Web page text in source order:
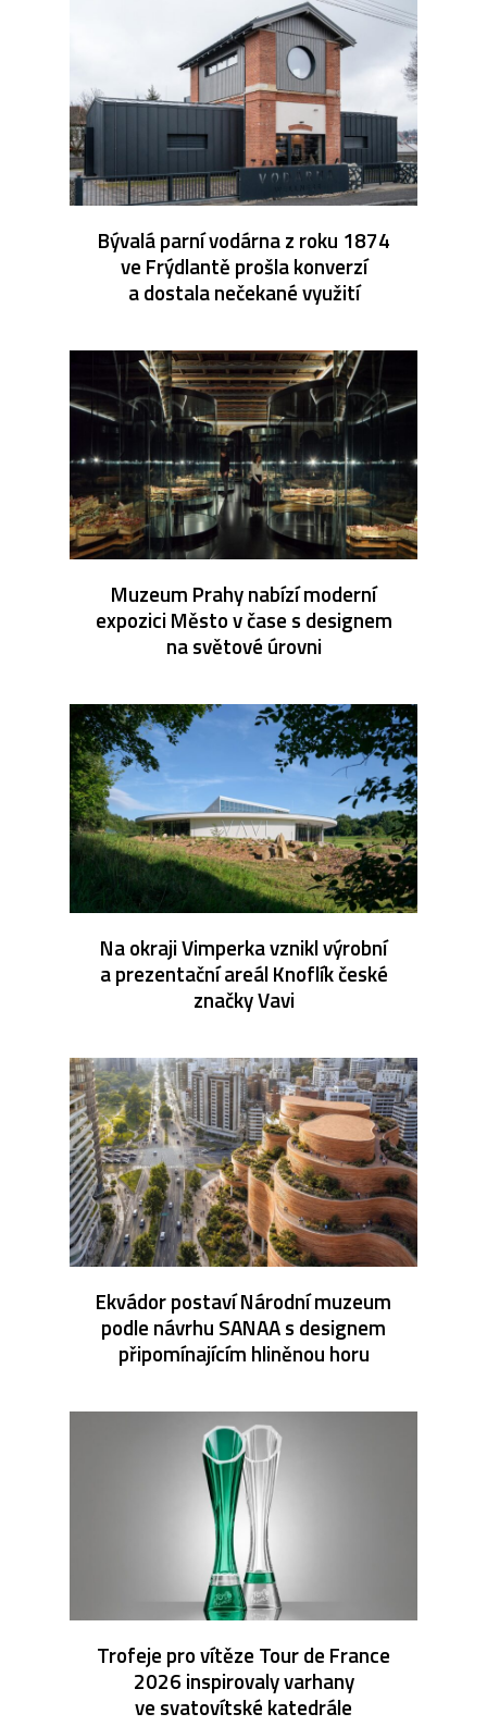
Bývalá parní vodárna z roku 1874
ve Frýdlantě prošla konverzí
a dostala nečekané využití
Muzeum Prahy nabízí moderní
expozici Město v čase s designem
na světové úrovni
Na okraji Vimperka vznikl výrobní
a prezentační areál Knoflík české
značky Vavi
Ekvádor postaví Národní muzeum
podle návrhu SANAA s designem
připomínajícím hliněnou horu
Trofeje pro vítěze Tour de France
2026 inspirovaly varhany
ve svatovítské katedrále